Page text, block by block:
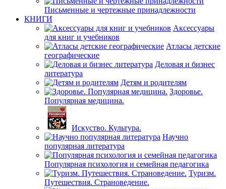
Письменные и чертежные принадлежности
КНИГИ
Аксессуары
для книг и учебников
Атласы детские
географические
Деловая и бизнес
литература
Детям и родителям
Здоровье.
Популярная медицина.
Искуство. Культура.
Научно
популярная литература
Популярная психология и семейная педагогика
Туризм.
Путешествия. Страноведение.